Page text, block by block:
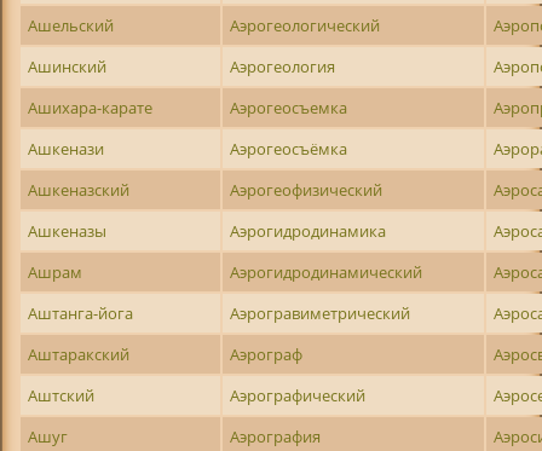
Ашельский
Аэрогеологический
Ашинский
Аэрогеология
Ашихара-карате
Аэрогеосъемка
Ашкенази
Аэрогеосъёмка
Ашкеназский
Аэрогеофизический
Ашкеназы
Аэрогидродинамика
Ашрам
Аэрогидродинамический
Аштанга-йога
Аэрогравиметрический
Аштаракский
Аэрограф
Аштский
Аэрографический
Ашуг
Аэрография